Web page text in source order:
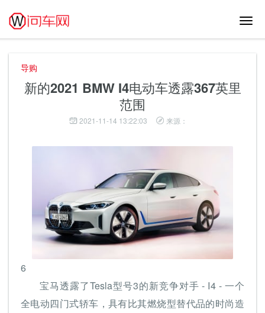
切
导购
新的2021 BMW I4电动车透露367英里
范围
2021-11-14 13:22:03 来源：
6
宝马透露了Tesla型号3的新竞争对手 - I4 - 一个
全电动四门式轿车，具有比其燃烧型替代品的时尚造